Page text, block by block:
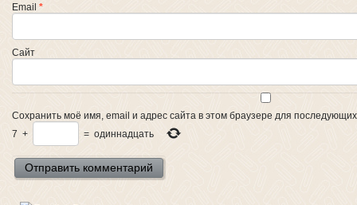
Email *
Сайт
Сохранить моё имя, email и адрес сайта в этом браузере для
7 + = одиннадцать